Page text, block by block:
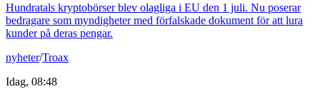
Hundratals kryptobörser blev olagliga i EU den 1 juli. Nu poserar
bedragare som myndigheter med förfalskade dokument för att lura
kunder på deras pengar.
nyheter/Troax
Idag, 08:48